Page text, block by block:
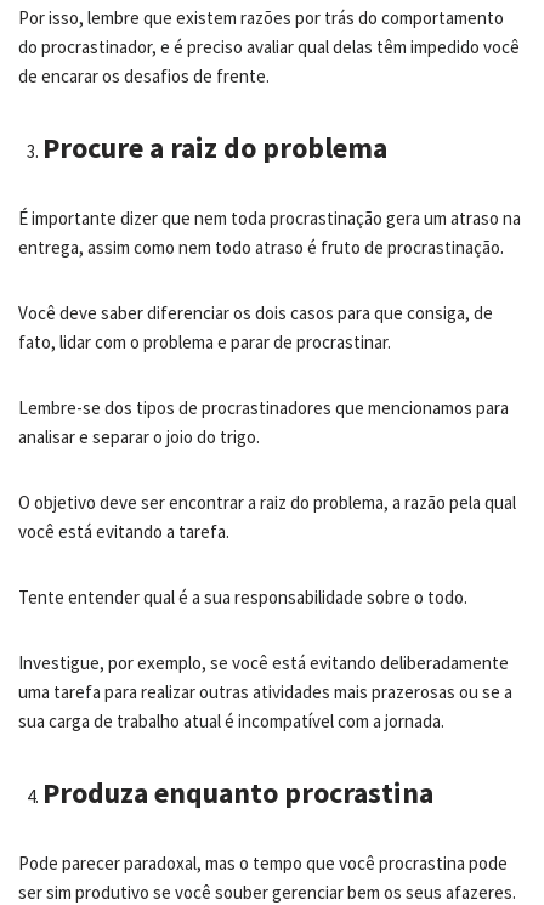
Por isso, lembre que existem razões por trás do comportamento
do procrastinador, e é preciso avaliar qual delas têm impedido você
de encarar os desafios de frente.
Procure a raiz do problema
É importante dizer que nem toda procrastinação gera um atraso na
entrega, assim como nem todo atraso é fruto de procrastinação.
Você deve saber diferenciar os dois casos para que consiga, de
fato, lidar com o problema e parar de procrastinar.
Lembre-se dos tipos de procrastinadores que mencionamos para
analisar e separar o joio do trigo.
O objetivo deve ser encontrar a raiz do problema, a razão pela qual
você está evitando a tarefa.
Tente entender qual é a sua responsabilidade sobre o todo.
Investigue, por exemplo, se você está evitando deliberadamente
uma tarefa para realizar outras atividades mais prazerosas ou se a
sua carga de trabalho atual é incompatível com a jornada.
Produza enquanto procrastina
Pode parecer paradoxal, mas o tempo que você procrastina pode
ser sim produtivo se você souber gerenciar bem os seus afazeres.